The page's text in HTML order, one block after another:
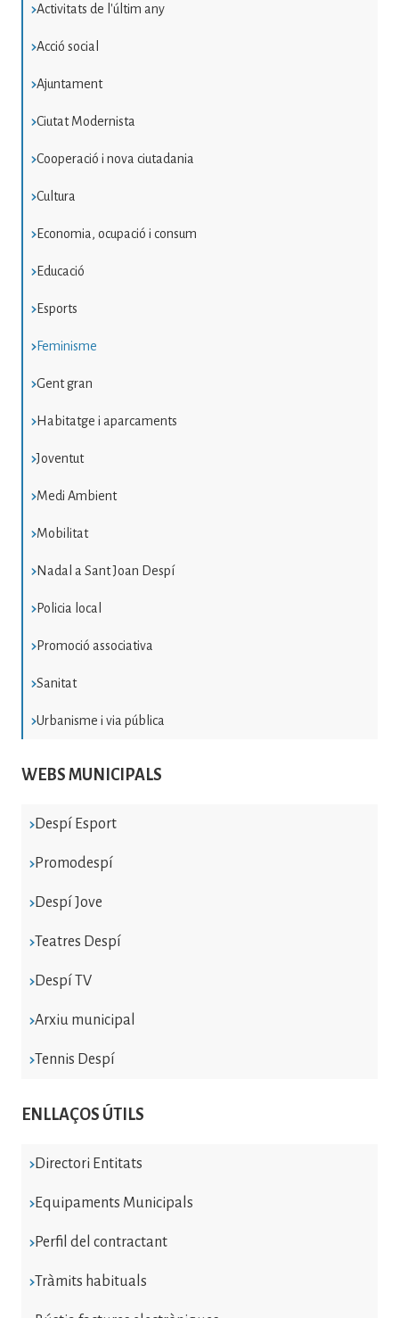
Activitats de l'últim any
Acció social
Ajuntament
Ciutat Modernista
Cooperació i nova ciutadania
Cultura
Economia, ocupació i consum
Educació
Esports
Feminisme
Gent gran
Habitatge i aparcaments
Joventut
Medi Ambient
Mobilitat
Nadal a Sant Joan Despí
Policia local
Promoció associativa
Sanitat
Urbanisme i via pública
WEBS MUNICIPALS
Despí Esport
Promodespí
Despí Jove
Teatres Despí
Despí TV
Arxiu municipal
Tennis Despí
ENLLAÇOS ÚTILS
Directori Entitats
Equipaments Municipals
Perfil del contractant
Tràmits habituals